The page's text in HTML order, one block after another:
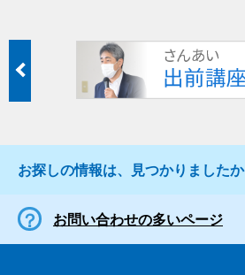
お探しの情報は、見つかりましたか
お問い合わせの多いページ